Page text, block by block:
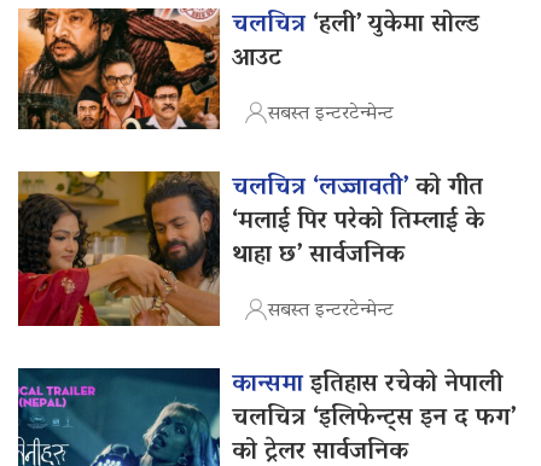
चलचित्र‘हली’ युकेमा सोल्ड
आउट
सबस्त इन्टरटेन्मेन्ट
चलचित्र ‘लज्जावती’को गीत
‘मलाई पिर परेको तिम्लाई के
थाहा छ’ सार्वजनिक
सबस्त इन्टरटेन्मेन्ट
कान्समाइतिहास रचेको नेपाली
चलचित्र ‘इलिफेन्ट्स इन द फग’
को ट्रेलर सार्वजनिक